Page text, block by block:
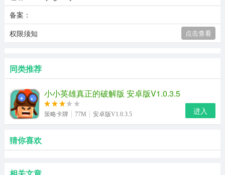
备案：
权限须知
点击查看
同类推荐
小小英雄真正的破解版 安卓版V1.0.3.5
策略卡牌 77M 安卓版V1.0.3.5 进入
猜你喜欢